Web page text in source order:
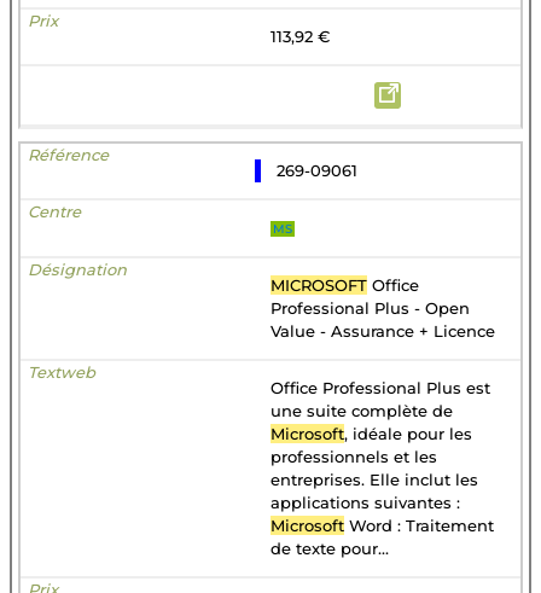
113,92 €
269-09061
MS
MICROSOFT Office
Professional Plus - Open
Value - Assurance + Licence
Office Professional Plus est
une suite complète de
Microsoft, idéale pour les
professionnels et les
entreprises. Elle inclut les
applications suivantes :
Microsoft Word : Traitement
de texte pour...